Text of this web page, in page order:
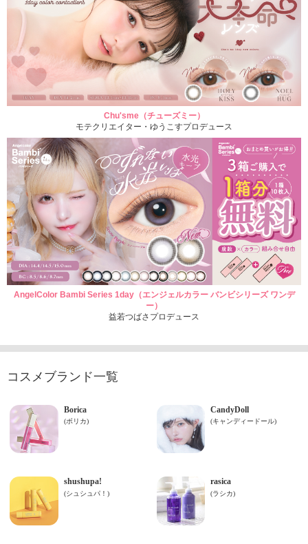
Chu'sme（チューズミー）
モテクリエイター・ゆうこすプロデュース
AngelColor Bambi Series 1day（エンジェルカラー バンビシリーズ ワンデ
ー）
益若つばさプロデュース
コスメブランド一覧